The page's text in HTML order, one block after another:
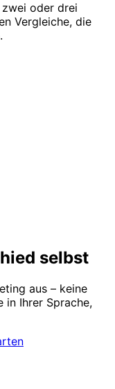
oder drei
Vergleiche, die
selbst
aus – keine
in Ihrer Sprache,